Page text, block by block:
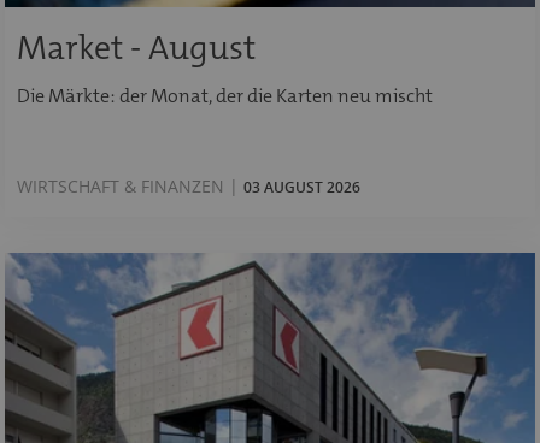
Market - August
Die Märkte: der Monat, der die Karten neu mischt
WIRTSCHAFT & FINANZEN | 03 AUGUST 2026